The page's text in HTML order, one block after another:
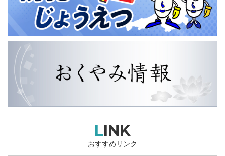
LINK
おすすめリンク